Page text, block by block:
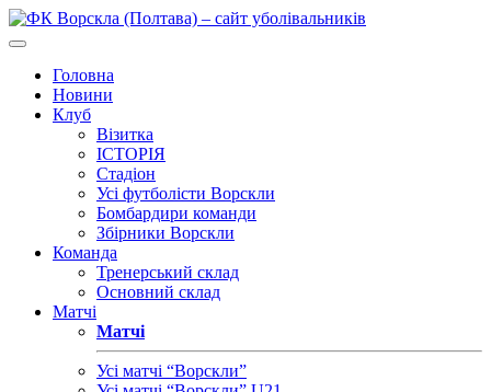
Головна
Новини
Клуб
Візитка
ІСТОРІЯ
Стадіон
Усі футболісти Ворскли
Бомбардири команди
Збірники Ворскли
Команда
Тренерський склад
Основний склад
Матчі
Матчі
Усі матчі “Ворскли”